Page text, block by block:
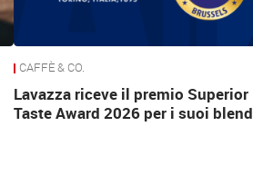
CAFFÈ & CO.
Lavazza riceve il premio Superior
Taste Award 2026 per i suoi blend